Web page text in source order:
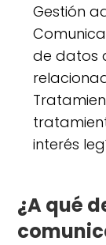
Gestión
de datos
interés
¿A qué